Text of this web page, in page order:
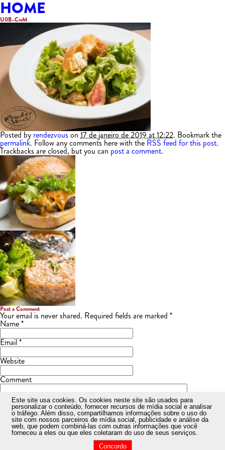
HOME
U0B–CwM
Posted byrendezvouson17 de janeiro de 2019 at 12:22. Bookmark the
permalink. Follow any comments here with the RSS feed for this post.
Trackbacks are closed, but you can post a comment.
Post a Comment
Your email is nevershared. Required fields are marked *
Name*
Email*
Website
Comment
Este site usa cookies . Os cookies neste site são usados ​​para
personalizar o conteúdo, fornecer recursos de mídia social e analisar
o tráfego. Além disso, compartilhamos informações sobre o uso do
site com nossos parceiros de mídia social, publicidade e análise da
web, que podem combiná-las com outras informações que você
forneceu a eles ou que eles coletaram do uso de seus serviços.
Concordo